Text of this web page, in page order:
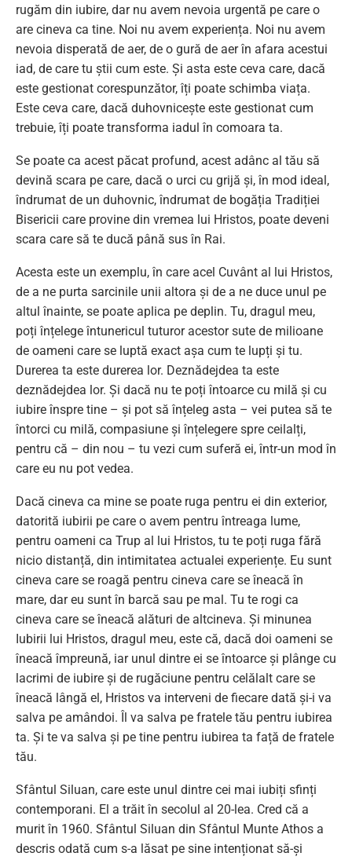
rugăm din iubire, dar nu avem nevoia urgentă pe care o
are cineva ca tine. Noi nu avem experiența. Noi nu avem
nevoia disperată de aer, de o gură de aer în afara acestui
iad, de care tu știi cum este. Și asta este ceva care, dacă
este gestionat corespunzător, îți poate schimba viața.
Este ceva care, dacă duhovnicește este gestionat cum
trebuie, îți poate transforma iadul în comoara ta.
Se poate ca acest păcat profund, acest adânc al tău să
devină scara pe care, dacă o urci cu grijă și, în mod ideal,
îndrumat de un duhovnic, îndrumat de bogăția Tradiției
Bisericii care provine din vremea lui Hristos, poate deveni
scara care să te ducă până sus în Rai.
Acesta este un exemplu, în care acel Cuvânt al lui Hristos,
de a ne purta sarcinile unii altora și de a ne duce unul pe
altul înainte, se poate aplica pe deplin. Tu, dragul meu,
poți înțelege întunericul tuturor acestor sute de milioane
de oameni care se luptă exact așa cum te lupți și tu.
Durerea ta este durerea lor. Deznădejdea ta este
deznădejdea lor. Și dacă nu te poți întoarce cu milă și cu
iubire înspre tine – și pot să înțeleg asta – vei putea să te
întorci cu milă, compasiune și înțelegere spre ceilalți,
pentru că – din nou – tu vezi cum suferă ei, într-un mod în
care eu nu pot vedea.
Dacă cineva ca mine se poate ruga pentru ei din exterior,
datorită iubirii pe care o avem pentru întreaga lume,
pentru oameni ca Trup al lui Hristos, tu te poți ruga fără
nicio distanță, din intimitatea actualei experiențe. Eu sunt
cineva care se roagă pentru cineva care se îneacă în
mare, dar eu sunt în barcă sau pe mal. Tu te rogi ca
cineva care se îneacă alături de altcineva. Și minunea
Iubirii lui Hristos, dragul meu, este că, dacă doi oameni se
îneacă împreună, iar unul dintre ei se întoarce și plânge cu
lacrimi de iubire și de rugăciune pentru celălalt care se
îneacă lângă el, Hristos va interveni de fiecare dată și-i va
salva pe amândoi. Îl va salva pe fratele tău pentru iubirea
ta. Și te va salva și pe tine pentru iubirea ta față de fratele
tău.
Sfântul Siluan, care este unul dintre cei mai iubiți sfinți
contemporani. El a trăit în secolul al 20-lea. Cred că a
murit în 1960. Sfântul Siluan din Sfântul Munte Athos a
descris odată cum s-a lăsat pe sine intenționat să-și